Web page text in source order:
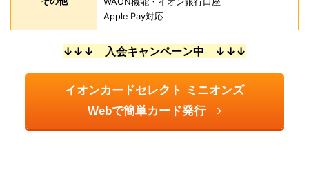
Apple Pay対応
↓↓↓ 入会キャンペーン中 ↓↓↓
イオンカードセレクト ミニオンズ
Webで簡単カード発行